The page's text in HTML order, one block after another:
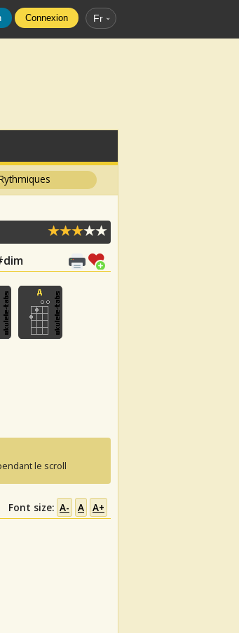
Connexion Fr
le scroll
Font size: A- A A+